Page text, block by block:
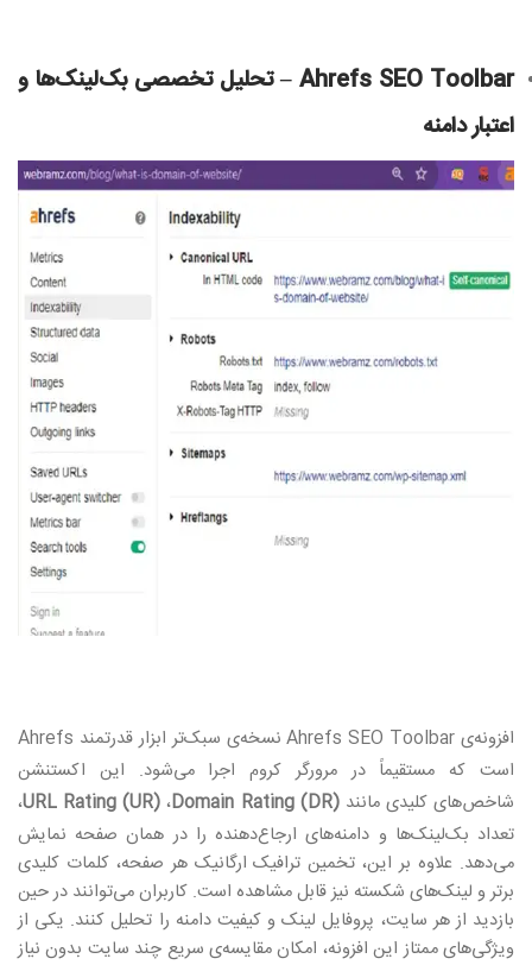
Ahrefs SEO Toolbar –
تحلیل تخصصی بک‌لینک‌ها و
اعتبار دامنه
افزونه‌ی نسخه‌ی سبک‌تر ابزار قدرتمند
است که مستقیماً در مرورگر کروم اجرا می‌شود. این اکستنشن
شاخص‌های کلیدی مانندDomain Rating (DR)، URL Rating (UR)،
تعداد بک‌لینک‌ها و دامنه‌های ارجاع‌دهنده را در همان صفحه نمایش
می‌دهد. علاوه بر این، تخمین ترافیک ارگانیک هر صفحه، کلمات کلیدی
برتر و لینک‌های شکسته نیز قابل مشاهده است. کاربران می‌توانند در حین
بازدید از هر سایت، پروفایل لینک و کیفیت دامنه را تحلیل کنند. یکی از
ویژگی‌های ممتاز این افزونه، امکان مقایسه‌ی سریع چند سایت بدون نیاز